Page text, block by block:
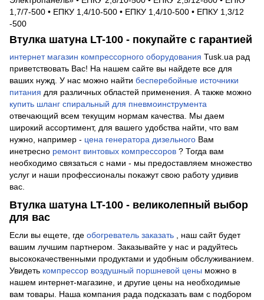
1,7/7-500 • ЕПКУ 1,4/10-500 • ЕПКУ 1,4/10-500 • ЕПКУ 1,3/12
-500
Втулка шатуна LT-100 - покупайте с гарантией
интернет магазин компрессорного оборудования Tusk.ua рад
приветствовать Вас! На нашем сайте вы найдете все для
ваших нужд. У нас можно найти бесперебойные источники
питания для различных областей применения. А также можно
купить шланг спиральный для пневмоинструмента
отвечающий всем текущим нормам качества. Мы даем
широкий ассортимент, для вашего удобства найти, что вам
нужно, например - цена генератора дизельного Вам
инетресно ремонт винтовых компрессоров ? Тогда вам
необходимо связаться с нами - мы предоставляем множество
услуг и наши профессионалы покажут свою работу удивив
вас.
Втулка шатуна LT-100 - великолепный выбор
для вас
Если вы ещете, где обогреватель заказать , наш сайт будет
вашим лучшим партнером. Заказывайте у нас и радуйтесь
высококачественными продуктами и удобным обслуживанием.
Увидеть компрессор воздушный поршневой цены можно в
нашем интернет-магазине, и другие цены на необходимые
вам товары. Наша компания рада подсказать вам с подбором